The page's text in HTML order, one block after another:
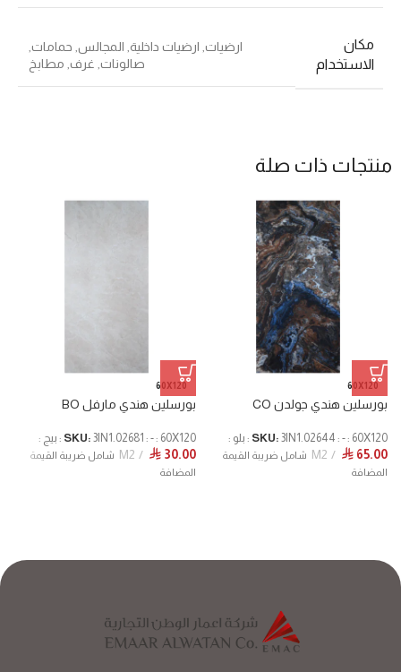
مكان
الاستخدام
ارضيات ارضيات داخلية المجالس حمامات
صالونات غرف مطابخ
منتجات ذات صلة
60X120
بورسلين هندي جولدن CO
SKU: 3IN1.02644 : - : 60X120 : بلو :
⃁ 65.00
M2 شامل ضريبة القيمة
المضافة
60X120
بورسلين هندي مارفل BO
SKU: 3IN1.02681 : - : 60X120 : بيج :
⃁ 30.00
M2 شامل ضريبة القيمة
المضافة